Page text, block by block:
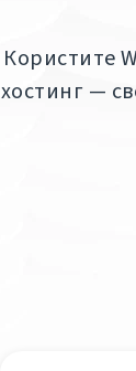
Користите
хостинг —